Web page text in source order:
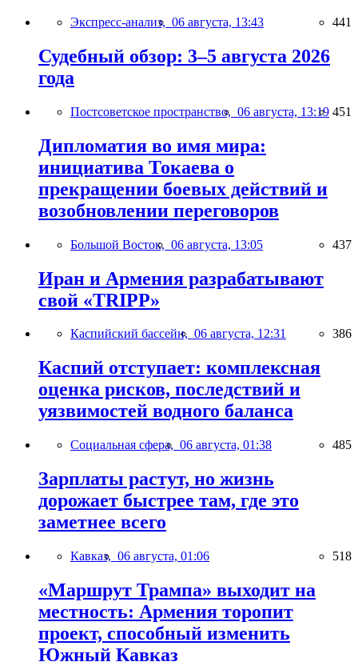
Экспресс-анализ, 06 августа, 13:43 441
Судебный обзор: 3–5 августа 2026
года
Постсоветское пространство, 06 августа, 13:19 451
Дипломатия во имя мира:
инициатива Токаева о
прекращении боевых действий и
возобновлении переговоров
Большой Восток, 06 августа, 13:05 437
Иран и Армения разрабатывают
свой «TRIPP»
Каспийский бассейн, 06 августа, 12:31 386
Каспий отступает: комплексная
оценка рисков, последствий и
уязвимостей водного баланса
Социальная сфера, 06 августа, 01:38 485
Зарплаты растут, но жизнь
дорожает быстрее там, где это
заметнее всего
Кавказ, 06 августа, 01:06 518
«Маршрут Трампа» выходит на
местность: Армения торопит
проект, способный изменить
Южный Кавказ